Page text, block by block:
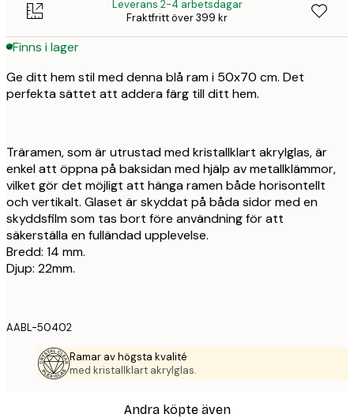
Leverans 2-4 arbetsdagar
Fraktfritt över 399 kr
Finns i lager
Ge ditt hem stil med denna blå ram i 50x70 cm. Det
perfekta sättet att addera färg till ditt hem.
Träramen, som är utrustad med kristallklart akrylglas, är
enkel att öppna på baksidan med hjälp av metallklämmor,
vilket gör det möjligt att hänga ramen både horisontellt
och vertikalt. Glaset är skyddat på båda sidor med en
skyddsfilm som tas bort före användning för att
säkerställa en fulländad upplevelse.
Bredd: 14 mm.
Djup: 22mm.
AABL-50402
Ramar av högsta kvalité
med kristallklart akrylglas.
Andra köpte även